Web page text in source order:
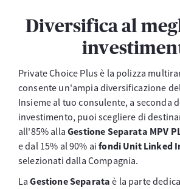
Diversifica al
Private Choice Plus è la polizza
consente un'ampia diversificazione
Insieme al tuo consulente, a seconda
investimento, puoi scegliere di
all'85% allaGestione Separata MPV
e dal 15% al 90% aifondi Unit Linked
selezionati dalla Compagnia.
LaGestione Separata è la parte